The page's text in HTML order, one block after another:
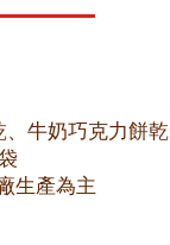
牛奶巧克力餅
生產為主